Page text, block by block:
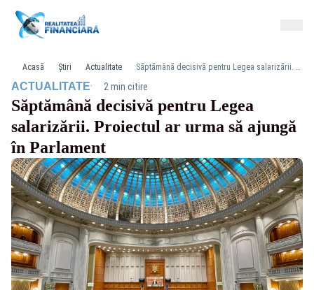
Acasă Știri Actualitate Săptămână decisivă pentru Legea salarizării. Proiectul ar urma să ajungă în Parlament
ACTUALITATE· 2 min citire
Săptămână decisivă pentru Legea
salarizării. Proiectul ar urma să ajungă
în Parlament